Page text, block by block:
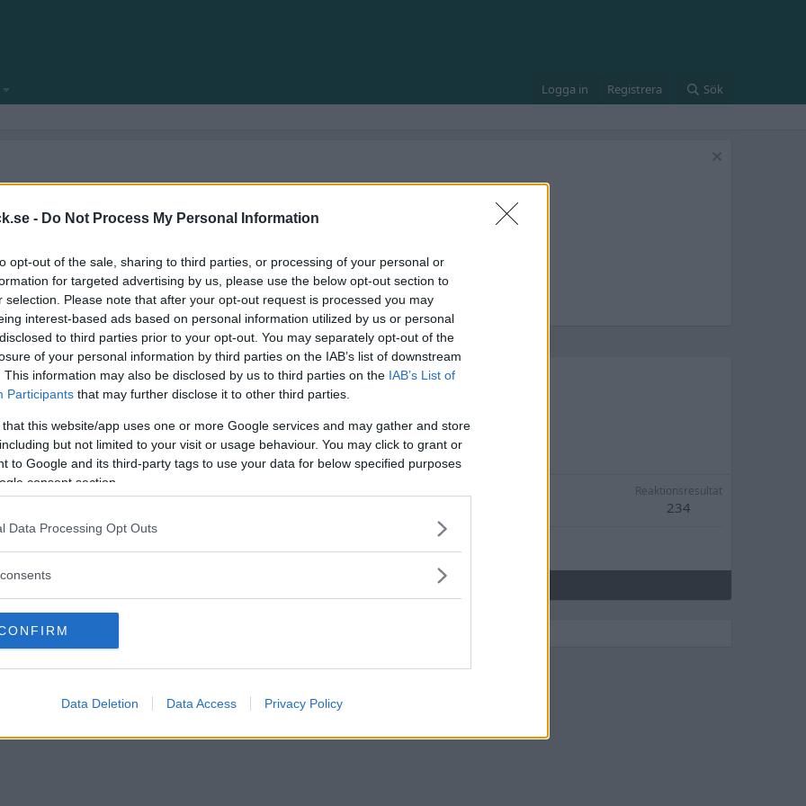
- Do Not Process My Personal Information
opt-out of the sale, sharing to third parties, or processing of your personal or
for targeted advertising by us, please use the below opt-out section to
selection. Please note that after your opt-out request is processed you may
interest-based ads based on personal information utilized by us or personal
to third parties prior to your opt-out. You may separately opt-out of the
of your personal information by third parties on the IAB’s list of downstream
This information may also be disclosed by us to third parties on the IAB’s List of
Participants that may further disclose it to other third parties.
that this website/app uses one or more Google services and may gather and store
but not limited to your visit or usage behaviour. You may click to grant or
to Google and its third-party tags to use your data for below specified purposes
consent section.
Data Processing Opt Outs
Data Deletion Data Access Privacy Policy
Logga in Registrera Sök
någonsin klar att se dagens ljus.
allt fyllt med nya funktioner.
frågeställningar.
Reaktionsresultat
234